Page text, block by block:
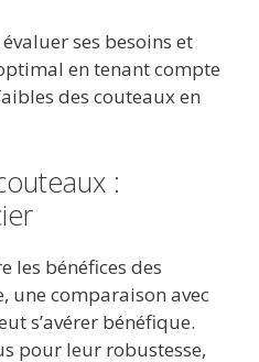
ses besoins et
en tenant compte
des couteaux en
:
les bénéfices des
une comparaison avec
s’avérer bénéfique.
pour leur robustesse,